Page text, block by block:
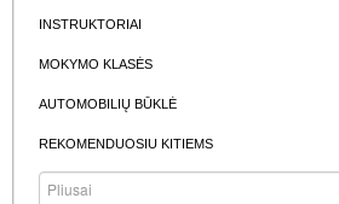
INSTRUKTORIAI
MOKYMO KLASĖS
AUTOMOBILIŲ BŪKLĖ
REKOMENDUOSIU KITIEMS